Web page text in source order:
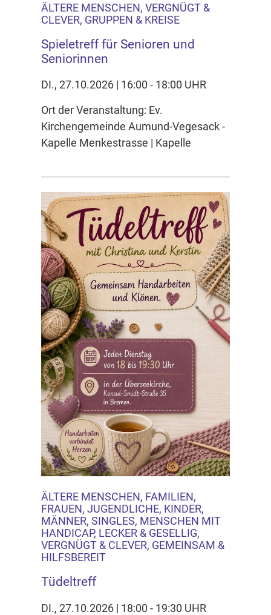
ÄLTERE MENSCHEN, VERGNÜGT &
CLEVER, GRUPPEN & KREISE
Spieletreff für Senioren und
Seniorinnen
DI., 27.10.2026 | 16:00 - 18:00 UHR
Ort der Veranstaltung: Ev.
Kirchengemeinde Aumund-Vegesack -
Kapelle Menkestrasse | Kapelle
ÄLTERE MENSCHEN, FAMILIEN,
FRAUEN, JUGENDLICHE, KINDER,
MÄNNER, SINGLES, MENSCHEN MIT
HANDICAP, LECKER & GESELLIG,
VERGNÜGT & CLEVER, GEMEINSAM &
HILFSBEREIT
Tüdeltreff
DI., 27.10.2026 | 18:00 - 19:30 UHR